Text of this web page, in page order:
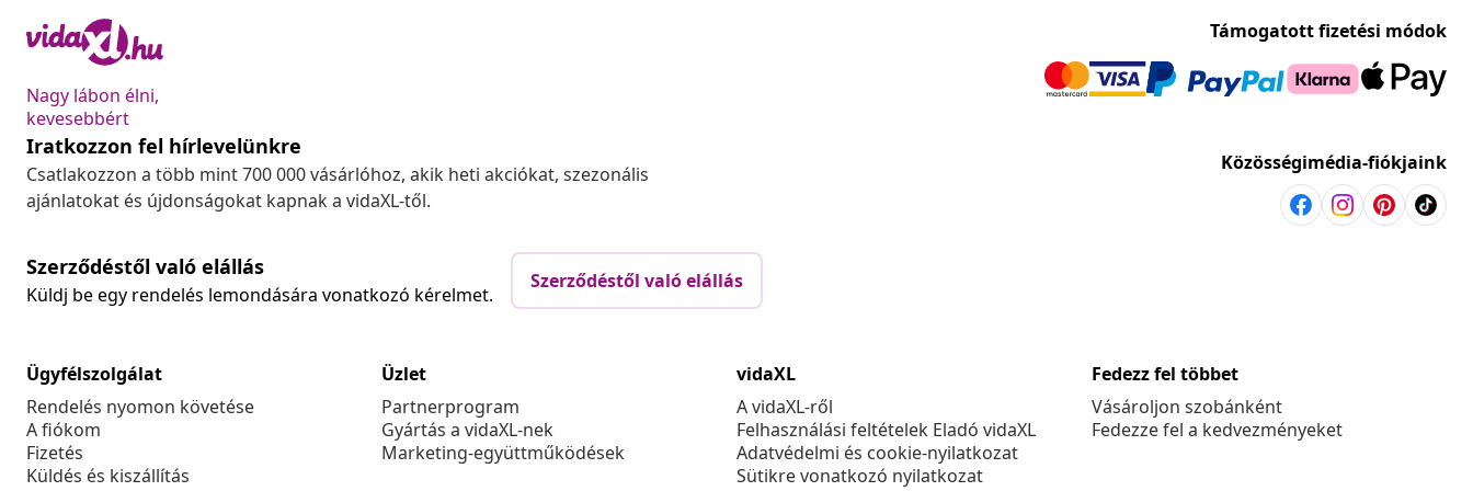
Nagy lábon élni,
kevesebbért
Támogatott fizetési módok
Iratkozzon fel hírlevelünkre
Csatlakozzon a több mint 700 000 vásárlóhoz, akik heti akciókat, szezonális
ajánlatokat és újdonságokat kapnak a vidaXL-től.
Közösségimédia-fiókjaink
Szerződéstől való elállás
Küldj be egy rendelés lemondására vonatkozó kérelmet.
Szerződéstől való elállás
Ügyfélszolgálat
Rendelés nyomon követése
A fiókom
Fizetés
Küldés és kiszállítás
Üzlet
Partnerprogram
Gyártás a vidaXL-nek
Marketing-együttműködések
vidaXL
A vidaXL-ről
Felhasználási feltételek Eladó vidaXL
Adatvédelmi és cookie-nyilatkozat
Sütikre vonatkozó nyilatkozat
Fedezz fel többet
Vásároljon szobánként
Fedezze fel a kedvezményeket